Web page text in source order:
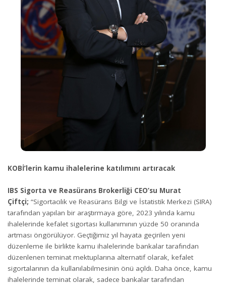
KOBİ’lerin kamu ihalelerine katılımını artıracak
IBS Sigorta ve Reasürans Brokerliği CEO’su Murat
Çiftçi; “Sigortacılık ve Reasürans Bilgi ve İstatistik Merkezi (SIRA)
tarafından yapılan bir araştırmaya göre, 2023 yılında kamu
ihalelerinde kefalet sigortası kullanımının yüzde 50 oranında
artması öngörülüyor. Geçtiğimiz yıl hayata geçirilen yeni
düzenleme ile birlikte kamu ihalelerinde bankalar tarafından
düzenlenen teminat mektuplarına alternatif olarak, kefalet
sigortalarının da kullanılabilmesinin önü açıldı. Daha önce, kamu
ihalelerinde teminat olarak, sadece bankalar tarafından